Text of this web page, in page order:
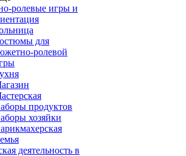
ролевые игры и
для
ролевой
продуктов
хозяйки
деятельность в